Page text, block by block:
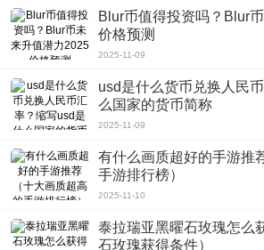
Blur币值得投资吗？Blur
价格预测
2025-11-09
usd是什么货币兑换人民
么国家的货币简称
2025-11-09
有什么画质超好的手游推
手游排行榜）
2025-11-10
泰拉瑞亚黑曜石玫瑰怎么
石玫瑰获得条件）